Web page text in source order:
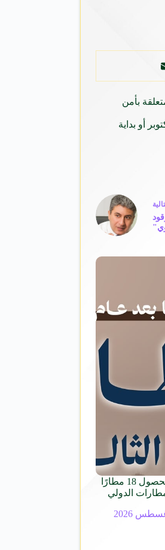
بأمن
أو بداية
تجمّع مطارات الثاني يحقق إنجازًا دوليًا بحصول 18 مطارًا
الدولي